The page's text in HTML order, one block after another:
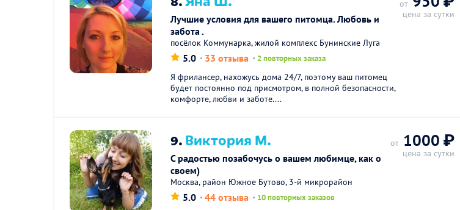
Лучшие условия для вашего питомца. Любовь и
забота .
посёлок Коммунарка, жилой комплекс Бунинские Луга
5.0 33 отзыва 2 повторных заказа
Я фрилансер, нахожусь дома 24/7, поэтому ваш питомец
будет постоянно под присмотром, в полной безопасности,
комфорте, любви и заботе....
от
цена за сутки
9.Виктория М.
С радостью позабочусь о вашем любимце, как о
своем)
Москва, район Южное Бутово, 3-й микрорайон
5.0 44 отзыва 10 повторных заказов
от 1000 ₽
цена за сутки